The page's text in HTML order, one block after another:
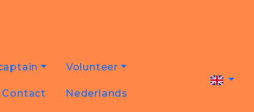
Volunteer
Contact Nederlands